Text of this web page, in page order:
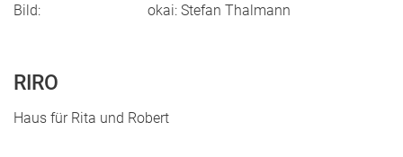
Bild:
okai: Stefan Thalmann
RIRO
Haus für Rita und Robert